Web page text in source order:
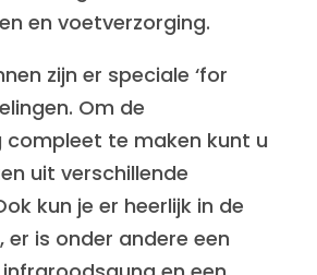
en voetverzorging.
zijn er speciale ‘for
Om de
compleet te maken kunt u
uit verschillende
kun je er heerlijk in de
er is onder andere een